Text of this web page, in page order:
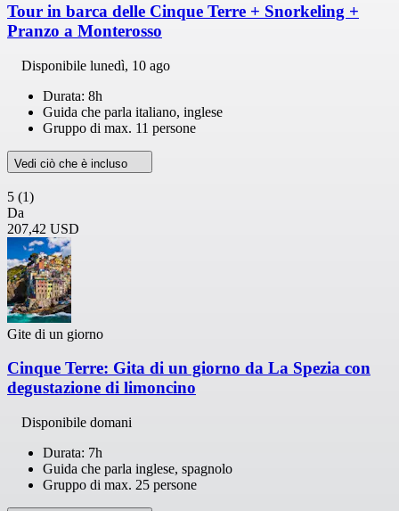
Tour in barca delle Cinque Terre + Snorkeling +
Pranzo a Monterosso
Disponibile lunedì, 10 ago
Durata: 8h
Guida che parla italiano, inglese
Gruppo di max. 11 persone
Vedi ciò che è incluso
5 (1)
Da
207,42 USD
Gite di un giorno
Cinque Terre: Gita di un giorno da La Spezia con
degustazione di limoncino
Disponibile domani
Durata: 7h
Guida che parla inglese, spagnolo
Gruppo di max. 25 persone